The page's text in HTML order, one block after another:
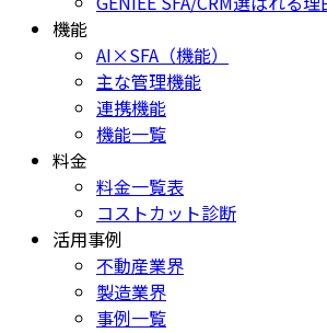
機能
AI×SFA（機能）
主な管理機能
連携機能
機能一覧
料金
料金一覧表
コストカット診断
活用事例
不動産業界
製造業界
事例一覧